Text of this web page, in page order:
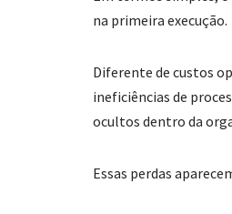
na primeira execução.
Diferente de custos
ineficiências de
ocultos dentro da
Essas perdas